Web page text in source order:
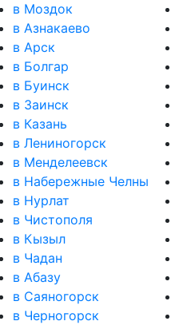
в Моздок
в Азнакаево
в Арск
в Болгар
в Буинск
в Заинск
в Казань
в Лениногорск
в Менделеевск
в Набережные Челны
в Нурлат
в Чистополя
в Кызыл
в Чадан
в Абазу
в Саяногорск
в Черногорск